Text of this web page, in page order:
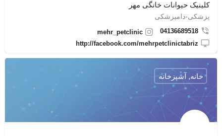
کلینیک حیوانات خانگی مهر
پزشکی-دامپزشکی
04136689518
mehr_petclinic
http://facebook.com/mehrpetclinictabriz
خانه, آشپزخانه